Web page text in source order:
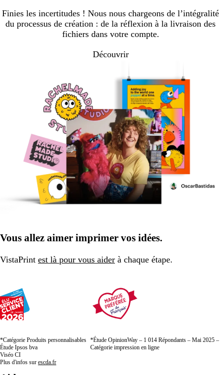
Finies les incertitudes ! Nous nous chargeons de l’intégralité
du processus de création : de la réflexion à la livraison des
fichiers dans votre compte.
Découvrir
Vous allez aimer imprimer vos idées.
VistaPrint est là pour vous aider à chaque étape.
*Catégorie Produits personnalisables
Étude Ipsos bva
Viséo CI
Plus d'infos sur escda.fr
*Étude OpinionWay – 1 014 Répondants – Mai 2025 –
Catégorie impression en ligne